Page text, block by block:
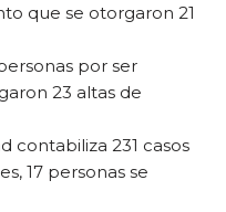
que se otorgaron 21
por ser
23 altas de
contabiliza 231 casos
17 personas se